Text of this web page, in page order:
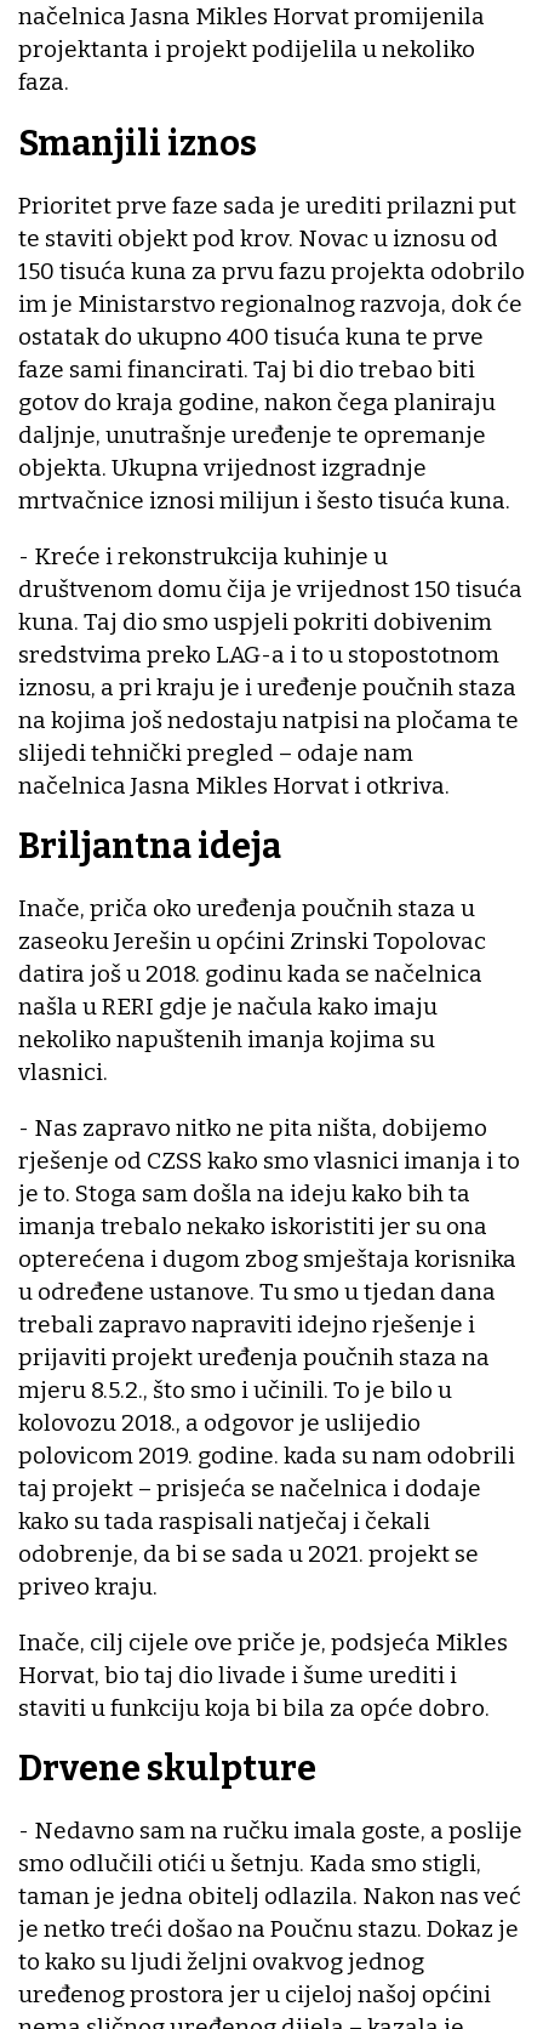
načelnica Jasna Mikles Horvat promijenila
projektanta i projekt podijelila u nekoliko
faza.
Smanjili iznos
Prioritet prve faze sada je urediti prilazni put
te staviti objekt pod krov. Novac u iznosu od
150 tisuća kuna za prvu fazu projekta odobrilo
im je Ministarstvo regionalnog razvoja, dok će
ostatak do ukupno 400 tisuća kuna te prve
faze sami financirati. Taj bi dio trebao biti
gotov do kraja godine, nakon čega planiraju
daljnje, unutrašnje uređenje te opremanje
objekta. Ukupna vrijednost izgradnje
mrtvačnice iznosi milijun i šesto tisuća kuna.
- Kreće i rekonstrukcija kuhinje u
društvenom domu čija je vrijednost 150 tisuća
kuna. Taj dio smo uspjeli pokriti dobivenim
sredstvima preko LAG-a i to u stopostotnom
iznosu, a pri kraju je i uređenje poučnih staza
na kojima još nedostaju natpisi na pločama te
slijedi tehnički pregled – odaje nam
načelnica Jasna Mikles Horvat i otkriva.
Briljantna ideja
Inače, priča oko uređenja poučnih staza u
zaseoku Jerešin u općini Zrinski Topolovac
datira još u 2018. godinu kada se načelnica
našla u RERI gdje je načula kako imaju
nekoliko napuštenih imanja kojima su
vlasnici.
- Nas zapravo nitko ne pita ništa, dobijemo
rješenje od CZSS kako smo vlasnici imanja i to
je to. Stoga sam došla na ideju kako bih ta
imanja trebalo nekako iskoristiti jer su ona
opterećena i dugom zbog smještaja korisnika
u određene ustanove. Tu smo u tjedan dana
trebali zapravo napraviti idejno rješenje i
prijaviti projekt uređenja poučnih staza na
mjeru 8.5.2., što smo i učinili. To je bilo u
kolovozu 2018., a odgovor je uslijedio
polovicom 2019. godine. kada su nam odobrili
taj projekt – prisjeća se načelnica i dodaje
kako su tada raspisali natječaj i čekali
odobrenje, da bi se sada u 2021. projekt se
priveo kraju.
Inače, cilj cijele ove priče je, podsjeća Mikles
Horvat, bio taj dio livade i šume urediti i
staviti u funkciju koja bi bila za opće dobro.
Drvene skulpture
- Nedavno sam na ručku imala goste, a poslije
smo odlučili otići u šetnju. Kada smo stigli,
taman je jedna obitelj odlazila. Nakon nas već
je netko treći došao na Poučnu stazu. Dokaz je
to kako su ljudi željni ovakvog jednog
uređenog prostora jer u cijeloj našoj općini